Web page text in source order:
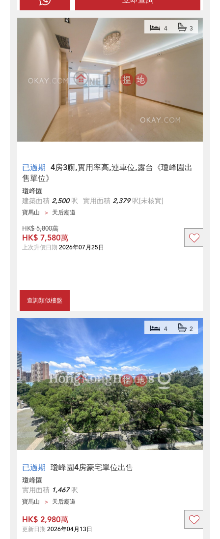
已過期 4房3廁,實用率高,連車位,露台《瓊峰園出
售單位》
4 3
瓊峰園
建築面積 2,500呎 實用面積 2,379呎[未核實]
寶馬山 天后廟道
查詢類似樓盤
HK$ 5,800萬
HK$ 7,580萬
上次升價日期 2026年07月25日
已過期 瓊峰園4房豪宅單位出售
4 2
瓊峰園
實用面積 1,467呎
寶馬山 天后廟道
HK$ 2,980萬
更新日期 2026年04月13日